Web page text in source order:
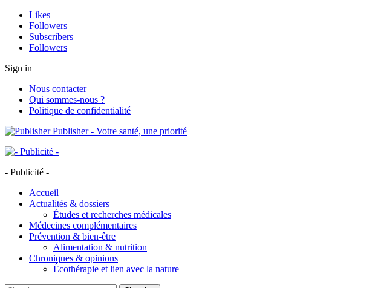
Likes
Followers
Subscribers
Followers
Sign in
Nous contacter
Qui sommes-nous ?
Politique de confidentialité
Publisher - Votre santé, une priorité
- Publicité -
Accueil
Actualités & dossiers
Études et recherches médicales
Médecines complémentaires
Prévention & bien-être
Alimentation & nutrition
Chroniques & opinions
Écothérapie et lien avec la nature